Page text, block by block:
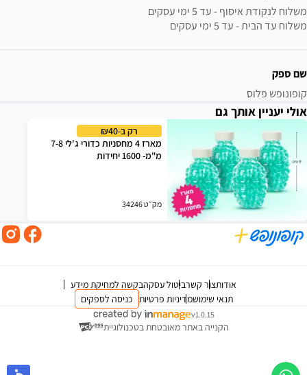
משלוח עד הבית - עד 5 ימי עסקים
שם ספק
קופונופש פלוס
אולי יעניין אותך גם
רק ב-₪40
מארז 4 מחסניות כדורי ג'לי 7-8
מ"מ- 1600 יחידות
מק״ט 34246
אודותצור קשרביטול עסקהבקשה למחיקת מידע
תנאי שימושמדיניות פרטיות כניסה לספקים
v1.0.15
הקנייה באתר מאובטחת בטכנולוגיית